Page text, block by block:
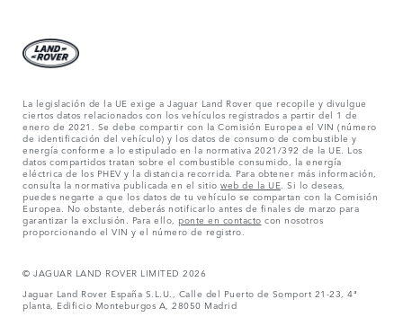
La legislación de la UE exige a Jaguar Land Rover que recopile y divulgue
ciertos datos relacionados con los vehículos registrados a partir del 1 de
enero de 2021. Se debe compartir con la Comisión Europea el VIN (número
de identificación del vehículo) y los datos de consumo de combustible y
energía conforme a lo estipulado en la normativa 2021/392 de la UE. Los
datos compartidos tratan sobre el combustible consumido, la energía
eléctrica de los PHEV y la distancia recorrida. Para obtener más información,
consulta la normativa publicada en el sitio web de la UE . Si lo deseas,
puedes negarte a que los datos de tu vehículo se compartan con la Comisión
Europea. No obstante, deberás notificarlo antes de finales de marzo para
garantizar la exclusión. Para ello, ponte en contacto con nosotros
proporcionando el VIN y el número de registro.
© JAGUAR LAND ROVER LIMITED 2026
Jaguar Land Rover España S.L.U., Calle del Puerto de Somport 21-23, 4ª
planta, Edificio Monteburgos A, 28050 Madrid